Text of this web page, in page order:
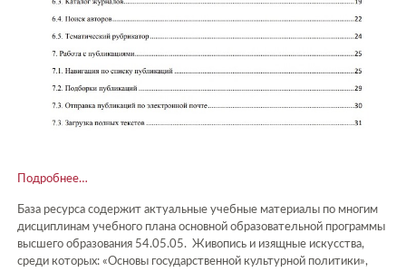
Подробнее…
База ресурса содержит актуальные учебные материалы по многим
дисциплинам учебного плана основной образовательной программы
высшего образования 54.05.05. Живопись и изящные искусства,
среди которых: «Основы государственной культурной политики»,